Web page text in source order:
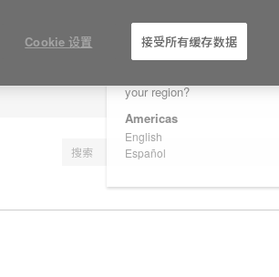
Are you in United States?
your region?
Americas
English
Español
Cookie 设置 接受所有缓存数据